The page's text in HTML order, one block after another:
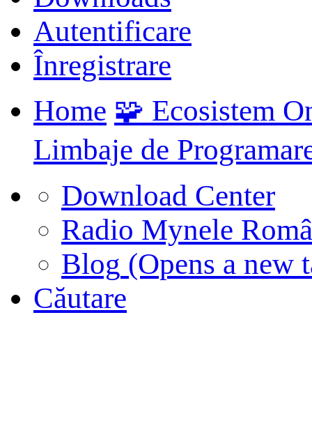
Autentificare
Înregistrare
Home 🧩 Ecosistem
Limbaje de
Download Center
Radio Mynele
Blog (Opens a new
Căutare